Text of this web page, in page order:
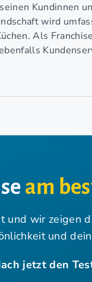
Kundinnen
wird
Als
am
und wir zeigen
und
jetzt den